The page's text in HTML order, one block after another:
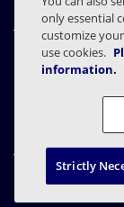
Kontakt
Einstellungen für
Verantwortungsvolle
©
only essential
customize
use cookies.
information.
Strictly